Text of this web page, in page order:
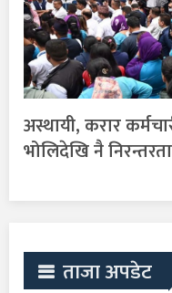
अस्थायी, करार
भोलिदेखि नै
ताजा अपडेट